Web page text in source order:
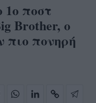
1ο ποστ
Brother, ο
πιο πονηρή